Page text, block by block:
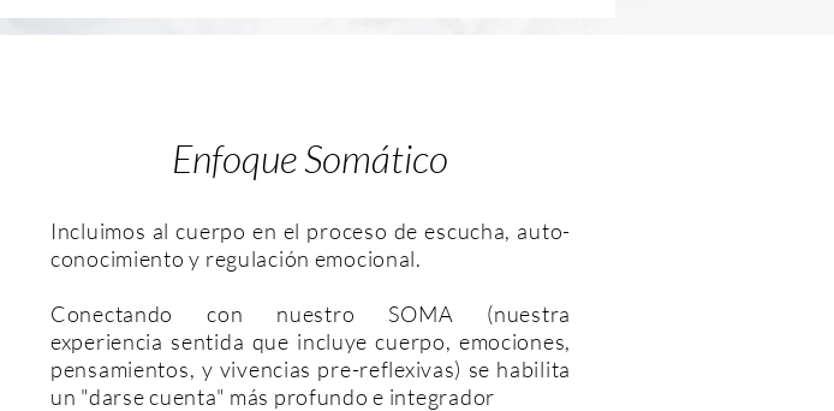
Enfoque Somático
Incluimos al cuerpo en el proceso de escucha, auto-
conocimiento y regulación emocional.
Conectando con nuestro SOMA (nuestra
experiencia sentida que incluye cuerpo, emociones,
pensamientos, y vivencias pre-reflexivas) se habilita
un "darse cuenta" más profundo e integrador